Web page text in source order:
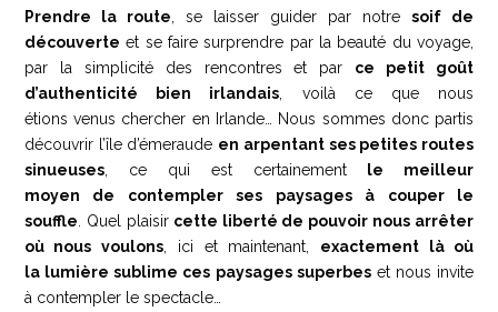
Prendre la route , se laisser guider par notresoif de
découverte et se faire surprendre par la beauté du voyage,
par la simplicité des rencontres et par ce petit goût
d’authenticité bien irlandais , voilà ce que nous
étions venus chercher en Irlande… Nous sommes donc partis
découvrir l’île d’émeraude en arpentant ses petites routes
sinueuses, ce qui est certainement le meilleur
moyen de contempler ses paysages à couper le
souffle . Quel plaisircette liberté de pouvoir nous arrêter
où nous voulons , ici et maintenant, exactement
là où
la lumière sublime ces paysages superbeset nous invite
à contempler le spectacle…